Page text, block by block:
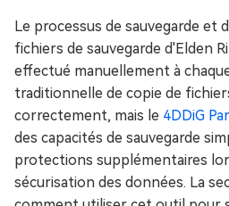
Le processus de sauvegarde et
fichiers de sauvegarde d'Elden
effectué manuellement à
traditionnelle de copie de
correctement, mais le 4DDiG
des capacités de sauvegarde
protections supplémentaires
sécurisation des données. La